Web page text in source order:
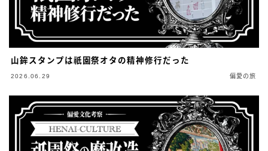
山鉾スタンプは祇園祭オタの精神修行だった
2026.06.29 偏愛の旅